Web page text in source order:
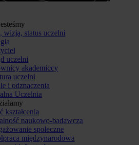
wizja, status uczelni
uczelni
akademiccy
uczelni
i odznaczenia
Uczelnia
kształcenia
naukowo-badawcza
społeczne
międzynarodowa